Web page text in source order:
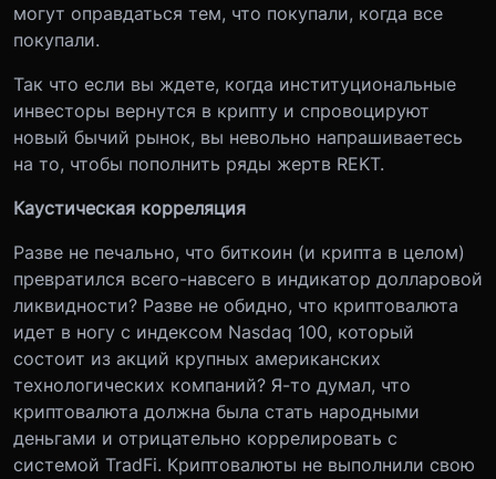
могут оправдаться тем, что покупали, когда все
покупали.
Так что если вы ждете, когда институциональные
инвесторы вернутся в крипту и спровоцируют
новый бычий рынок, вы невольно напрашиваетесь
на то, чтобы пополнить ряды жертв REKT.
Каустическая корреляция
Разве не печально, что биткоин (и крипта в целом)
превратился всего-навсего в индикатор долларовой
ликвидности? Разве не обидно, что криптовалюта
идет в ногу с индексом Nasdaq 100, который
состоит из акций крупных американских
технологических компаний? Я-то думал, что
криптовалюта должна была стать народными
деньгами и отрицательно коррелировать с
системой TradFi. Криптовалюты не выполнили свою